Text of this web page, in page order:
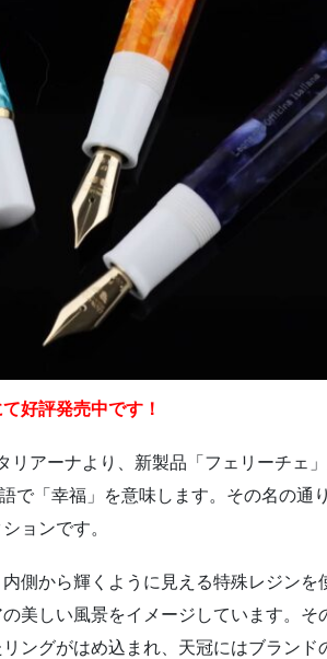
好評発売中です！
リアーナより、新製品「フェリーチェ
で「幸福」を意味します。その名の通
ョンです。
側から輝くように見える特殊レジンを
美しい風景をイメージしています。そ
ングがはめ込まれ、天冠にはブランド